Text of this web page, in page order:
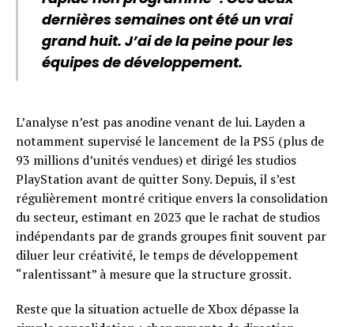
dernières semaines ont été un vrai
grand huit. J’ai de la peine pour les
équipes de développement.
L’analyse n’est pas anodine venant de lui. Layden a
notamment supervisé le lancement de la PS5 (plus de
93 millions d’unités vendues) et dirigé les studios
PlayStation avant de quitter Sony. Depuis, il s’est
régulièrement montré critique envers la consolidation
du secteur, estimant en 2023 que le rachat de studios
indépendants par de grands groupes finit souvent par
diluer leur créativité, le temps de développement
“ralentissant” à mesure que la structure grossit.
Reste que la situation actuelle de Xbox dépasse la